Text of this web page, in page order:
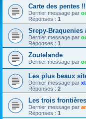
Carte des pentes
Dernier message par
Réponses : 1
Srepy-Braquenies
Dernier message par
Réponses : 1
Zoutelande
Dernier message par
Les plus beaux
Dernier message par
Réponses : 2
Les trois frontières
Dernier message par
Réponses : 1